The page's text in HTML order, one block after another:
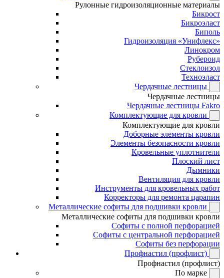
Рулонные гидроизоляционные материалы
Бикрост
Бикроэласт
Биполь
Гидроизоляция «Унифлекс»
Линокром
Рубероид
Стеклоизол
Техноэласт
Чердачные лестницы
Чердачные лестницы
Чердачные лестницы Fakro
Комплектующие для кровли
Комплектующие для кровли
Доборные элементы кровли
Элементы безопасности кровли
Кровельные уплотнители
Плоский лист
Дымники
Вентиляция для кровли
Инструменты для кровельных работ
Корректоры для ремонта царапин
Металлические софиты для подшивки кровли
Металлические софиты для подшивки кровли
Софиты с полной перфорацией
Софиты с центральной перфорацией
Софиты без перфорации
Профнастил (профлист)
Профнастил (профлист)
По марке